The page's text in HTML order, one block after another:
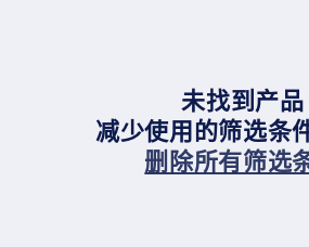
未找到产品
减少使用的筛选条
删除所有筛选